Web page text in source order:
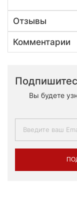
Отзывы
Комментарии
Вы будете